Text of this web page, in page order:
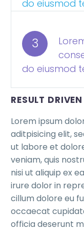
do eiusmod
3
do eiusmod
RESULT DRIVEN
Lorem ipsum
aditpisicing elit,
ut labore et
veniam, quis
nisi ut aliquip ex
irure dolor in
cillum dolore eu
occaecat
officia deserunt